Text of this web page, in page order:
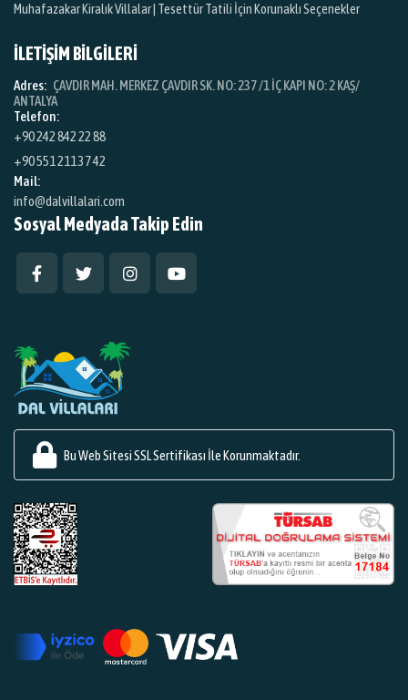
Muhafazakar Kiralık Villalar | Tesettür Tatili İçin Korunaklı Seçenekler
İLETİŞİM BİLGİLERİ
Adres: ÇAVDIR MAH. MERKEZ ÇAVDIR SK. NO: 237 /1 İÇ KAPI NO: 2 KAŞ/
ANTALYA
Telefon:
+90 242 842 22 88
+90 551 211 37 42
Mail:
info@dalvillalari.com
Sosyal Medyada Takip Edin
Bu Web Sitesi SSL Sertifikası İle Korunmaktadır.